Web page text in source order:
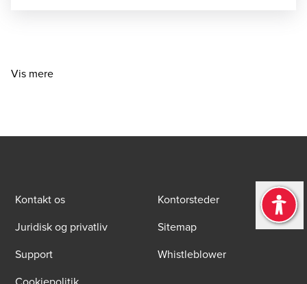
Vis mere
Kontakt os
Kontorsteder
Juridisk og privatliv
Sitemap
Support
Whistleblower